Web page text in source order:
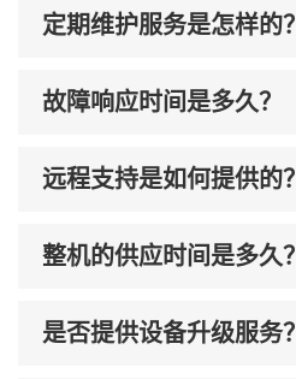
定期维护服务是怎样的？
故障响应时间是多久？
远程支持是如何提供的？
整机的供应时间是多久？
是否提供设备升级服务？